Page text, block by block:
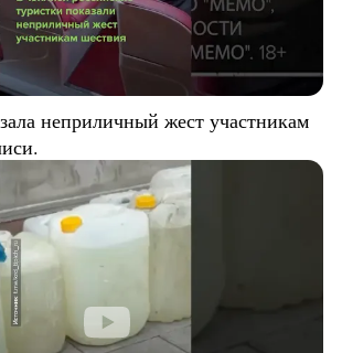
неприличный жест участникам